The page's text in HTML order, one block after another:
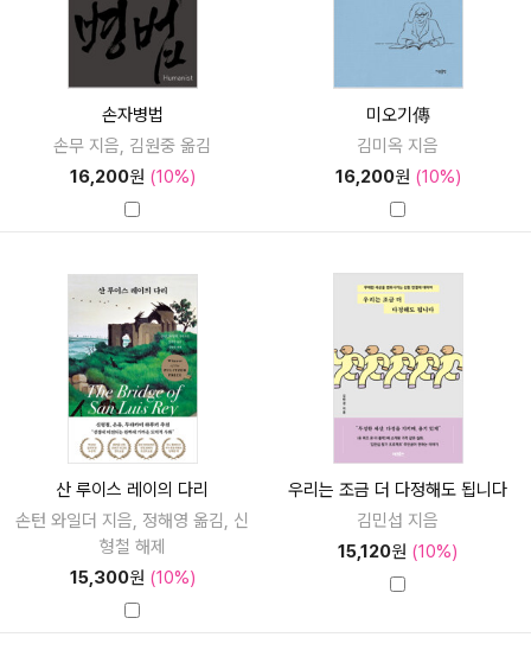
손자병법
손무 지음, 김원중 옮김
16,200원 (10%)
미오기傳
김미옥 지음
16,200원 (10%)
산 루이스 레이의 다리
손턴 와일더 지음, 정해영 옮김, 신
형철 해제
15,300원 (10%)
우리는 조금 더 다정해도 됩니다
김민섭 지음
15,120원 (10%)